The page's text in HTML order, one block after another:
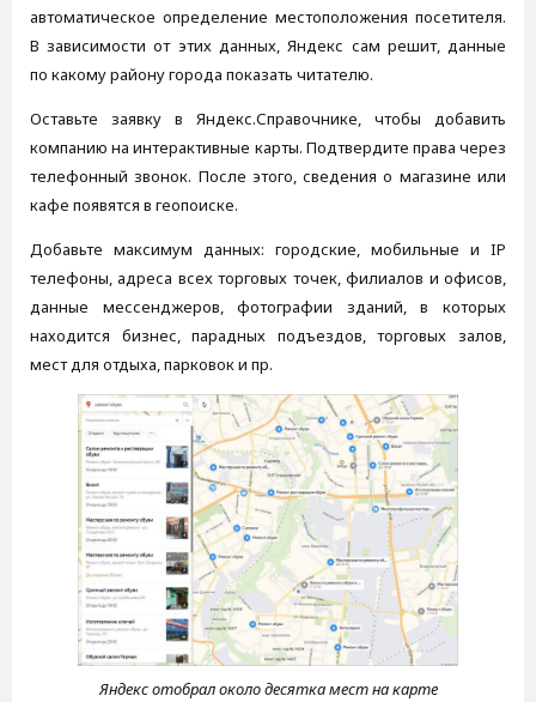
автоматическое определение местоположения посетителя.
В зависимости от этих данных, Яндекс сам решит, данные
по какому району города показать читателю.
Оставьте заявку в Яндекс.Справочнике, чтобы добавить
компанию на интерактивные карты. Подтвердите права через
телефонный звонок. После этого, сведения о магазине или
кафе появятся в геопоиске.
Добавьте максимум данных: городские, мобильные и IP
телефоны, адреса всех торговых точек, филиалов и офисов,
данные мессенджеров, фотографии зданий, в которых
находится бизнес, парадных подъездов, торговых залов,
мест для отдыха, парковок и пр.
Яндекс отобрал около десятка мест на карте